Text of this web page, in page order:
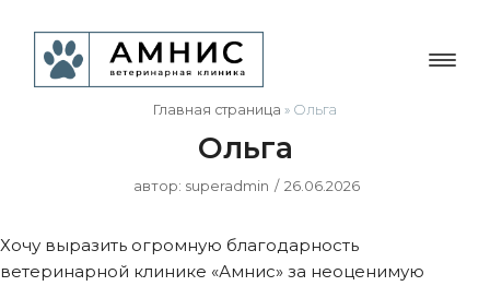
Главная страница » Ольга
Ольга
автор: superadmin 26.06.2026
Хочу выразить огромную благодарность
ветеринарной клинике «Амнис» за неоценимую